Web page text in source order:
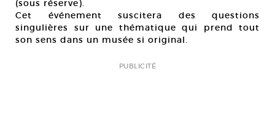
(sous réserve).
Cet événement suscitera des questions
singulières sur une thématique qui prend tout
son sens dans un musée si original.
PUBLICITÉ